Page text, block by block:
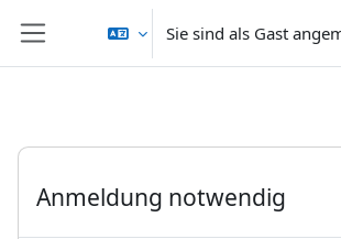
Website-Übersicht
Sie sind als Gast
Anmeldung notwendig